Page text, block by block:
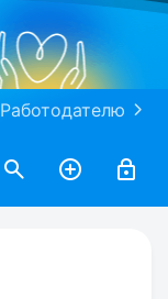
Работодателю